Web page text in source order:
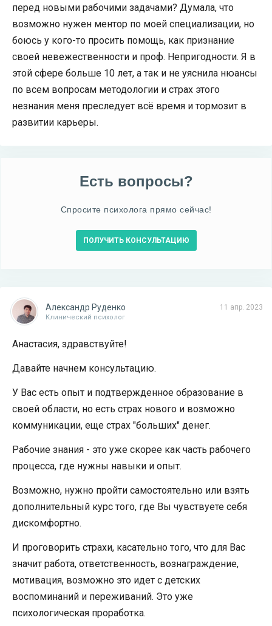
перед новыми рабочими задачами? Думала, что
возможно нужен ментор по моей специализации, но
боюсь у кого-то просить помощь, как признание
своей невежественности и проф. Непригодности. Я в
этой сфере больше 10 лет, а так и не уяснила нюансы
по всем вопросам методологии и страх этого
незнания меня преследует всё время и тормозит в
развитии карьеры.
Есть вопросы?
Спросите психолога прямо сейчас!
ПОЛУЧИТЬ КОНСУЛЬТАЦИЮ
11 апр. 2023
Александр Руденко
Клинический психолог
Анастасия, здравствуйте!
Давайте начнем консультацию.
У Вас есть опыт и подтвержденное образование в
своей области, но есть страх нового и возможно
коммуникации, еще страх "больших" денег.
Рабочие знания - это уже скорее как часть рабочего
процесса, где нужны навыки и опыт.
Возможно, нужно пройти самостоятельно или взять
дополнительный курс того, где Вы чувствуете себя
дискомфортно.
И проговорить страхи, касательно того, что для Вас
значит работа, ответственность, вознаграждение,
мотивация, возможно это идет с детских
воспоминаний и переживаний. Это уже
психологическая проработка.